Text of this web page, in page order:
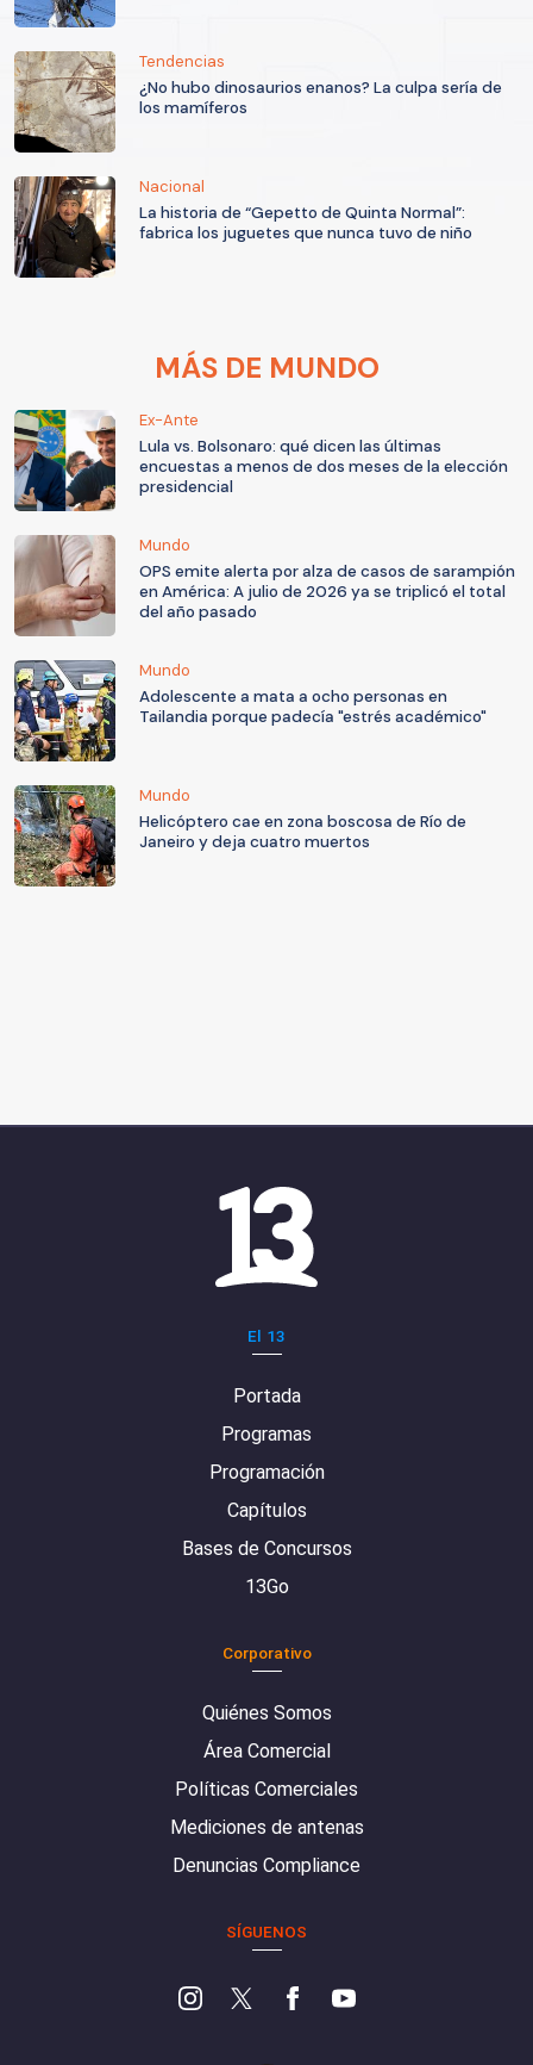
Tendencias
¿No hubo dinosaurios enanos? La culpa sería de
los mamíferos
Nacional
La historia de “Gepetto de Quinta Normal”:
fabrica los juguetes que nunca tuvo de niño
MÁS DE MUNDO
Ex-Ante
Lula vs. Bolsonaro: qué dicen las últimas
encuestas a menos de dos meses de la elección
presidencial
Mundo
OPS emite alerta por alza de casos de sarampión
en América: A julio de 2026 ya se triplicó el total
del año pasado
Mundo
Adolescente a mata a ocho personas en
Tailandia porque padecía "estrés académico"
Mundo
Helicóptero cae en zona boscosa de Río de
Janeiro y deja cuatro muertos
El 13
Portada
Programas
Programación
Capítulos
Bases de Concursos
13Go
Corporativo
Quiénes Somos
Área Comercial
Políticas Comerciales
Mediciones de antenas
Denuncias Compliance
SÍGUENOS